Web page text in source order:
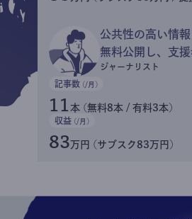
公共性の高い情報
無料公開し、支
ジャーナリスト
記事数 (/月)
11 本 (無料8本 / 有料3本)
収益 (/月)
83万円 (サブスク83万円)